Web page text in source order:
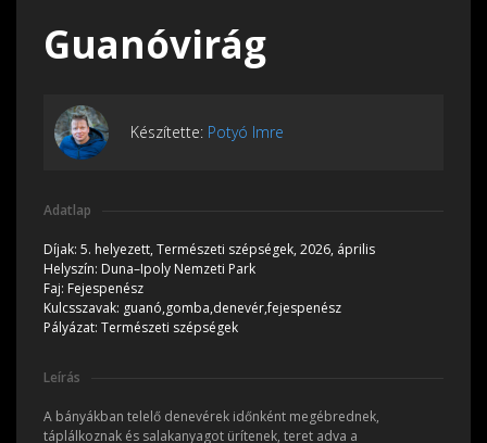
Guanóvirág
Készítette: Potyó Imre
Adatlap
Díjak: 5. helyezett, Természeti szépségek, 2026, április
Helyszín: Duna–Ipoly Nemzeti Park
Faj: Fejespenész
Kulcsszavak: guanó,gomba,denevér,fejespenész
Pályázat: Természeti szépségek
Leírás
A bányákban telelő denevérek időnként megébrednek,
táplálkoznak és salakanyagot ürítenek, teret adva a